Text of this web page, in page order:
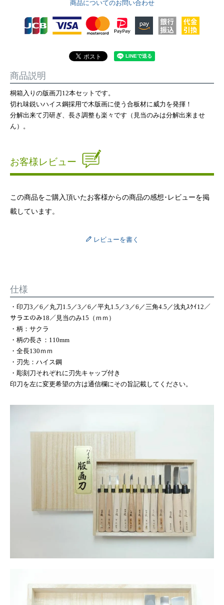
商品についてのお問い合わせ
商品説明
桐箱入りの版画刀12本セットです。
切れ味鋭いハイス鋼採用で木版画に使う合板材に威力を発揮！
分解出来て刃研ぎ、長さ調整も楽々です（見当のみは分解出来ませ
ん）。
お客様レビュー
この商品をご購入頂いたお客様からの商品の感想･レビューを掲
載しています。
レビューを書く
仕様
・印刀3／6／丸刀1.5／3／6／平丸1.5／3／6／三角4.5／浅丸ｽｸｲ12／
サラエのみ18／見当のみ15（ｍｍ）
・柄：サクラ
・柄の長さ：110mm
・全長130ｍｍ
・刃先：ハイス鋼
・彫刻刀それぞれに刃先キャップ付き
印刀を左に変更希望の方は通信欄にその旨記載してください。